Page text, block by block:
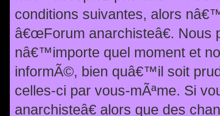
conditions suivantes, alors
â€œForum anarchisteâ€.
nâ€™importe quel moment et
informÃ©, bien quâ€™il soit
celles-ci par vous-mÃªme. Si
anarchisteâ€ alors que des